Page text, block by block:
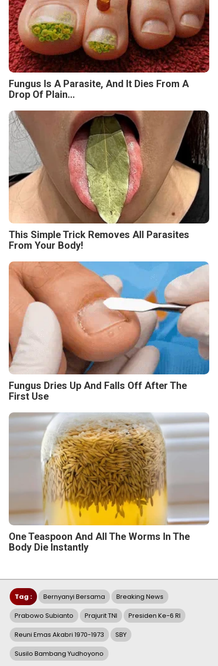
Fungus Is A Parasite, And It Dies From A
Drop Of Plain...
This Simple Trick Removes All Parasites
From Your Body!
Fungus Dries Up And Falls Off After The
First Use
One Teaspoon And All The Worms In The
Body Die Instantly
Tag : Bernyanyi Bersama Breaking News
Prabowo Subianto Prajurit TNI Presiden Ke-6 RI
Reuni Emas Akabri 1970-1973 SBY
Susilo Bambang Yudhoyono